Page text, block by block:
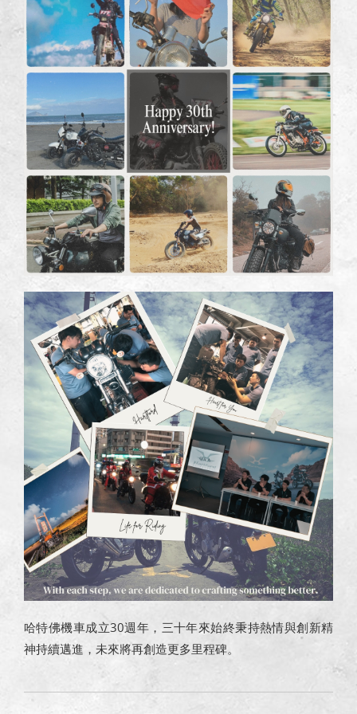
哈特佛機車成立30週年，三十年來始終秉持熱情與創新精
神持續邁進，未來將再創造更多里程碑。